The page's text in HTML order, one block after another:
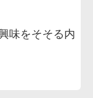
味をそそる内